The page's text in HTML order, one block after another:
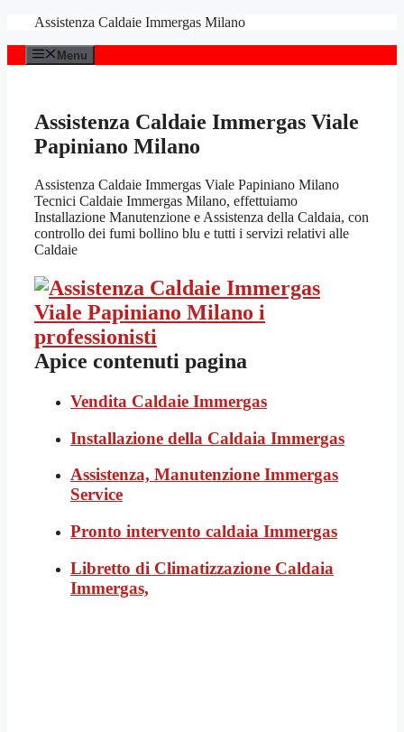
contenuto
Assistenza Caldaie Immergas Milano
Menu
Assistenza Caldaie Immergas Viale
Papiniano Milano
Assistenza Caldaie Immergas Viale Papiniano Milano
Tecnici Caldaie Immergas Milano, effettuiamo
Installazione Manutenzione e Assistenza della Caldaia, con
controllo dei fumi bollino blu e tutti i servizi relativi alle
Caldaie
Apice contenuti pagina
Vendita Caldaie Immergas
Installazione della Caldaia Immergas
Assistenza, Manutenzione Immergas
Service
Pronto intervento caldaia Immergas
Libretto di Climatizzazione Caldaia
Immergas,